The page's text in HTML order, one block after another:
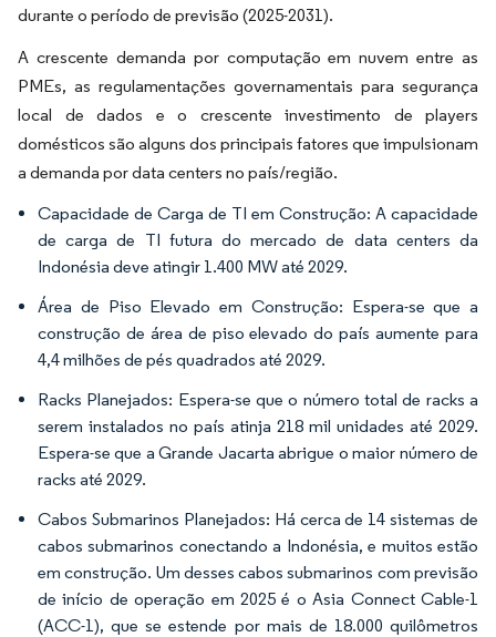
durante o período de previsão (2025-2031).
A crescente demanda por computação em nuvem entre as
PMEs, as regulamentações governamentais para segurança
local de dados e o crescente investimento de players
domésticos são alguns dos principais fatores que impulsionam
a demanda por data centers no país/região.
Capacidade de Carga de TI em Construção: A capacidade
de carga de TI futura do mercado de data centers da
Indonésia deve atingir 1.400 MW até 2029.
Área de Piso Elevado em Construção: Espera-se que a
construção de área de piso elevado do país aumente para
4,4 milhões de pés quadrados até 2029.
Racks Planejados: Espera-se que o número total de racks a
serem instalados no país atinja 218 mil unidades até 2029.
Espera-se que a Grande Jacarta abrigue o maior número de
racks até 2029.
Cabos Submarinos Planejados: Há cerca de 14 sistemas de
cabos submarinos conectando a Indonésia, e muitos estão
em construção. Um desses cabos submarinos com previsão
de início de operação em 2025 é o Asia Connect Cable-1
(ACC-1), que se estende por mais de 18.000 quilômetros